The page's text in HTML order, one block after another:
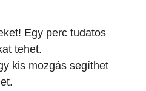
Egy perc tudatos
tehet.
kis mozgás segíthet